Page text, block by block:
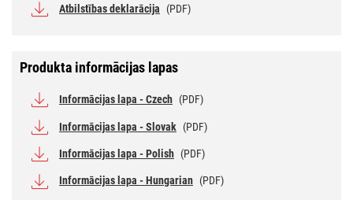
Atbilstības deklarācija (PDF)
Produkta informācijas lapas
Informācijas lapa - Czech (PDF)
Informācijas lapa - Slovak (PDF)
Informācijas lapa - Polish (PDF)
Informācijas lapa - Hungarian (PDF)